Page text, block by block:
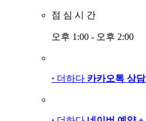
점 심 시 간
오후 1:00 - 오후 2:00
· 더하다 카카오톡 상담